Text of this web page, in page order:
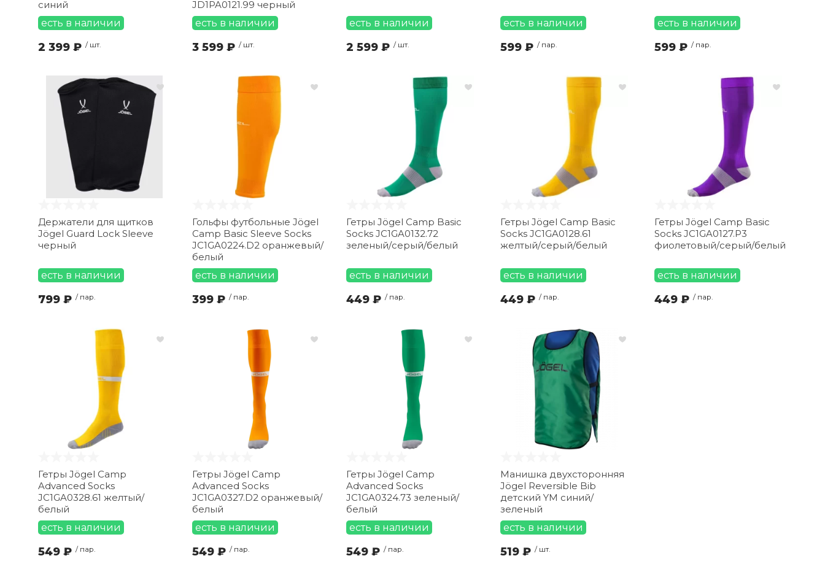
синий
есть в наличии
2 399 ₽ / шт.
JD1PA0121.99 черный
есть в наличии
3 599 ₽ / шт.
есть в наличии
2 599 ₽ / шт.
есть в наличии
599 ₽ / пар.
есть в наличии
599 ₽ / пар.
Держатели для щитков
Jögel Guard Lock Sleeve
черный
есть в наличии
799 ₽ / пар.
Гольфы футбольные Jögel
Camp Basic Sleeve Socks
JC1GA0224.D2 оранжевый/
белый
есть в наличии
399 ₽ / пар.
Гетры Jögel Camp Basic
Socks JC1GA0132.72
зеленый/серый/белый
есть в наличии
449 ₽ / пар.
Гетры Jögel Camp Basic
Socks JC1GA0128.61
желтый/серый/белый
есть в наличии
449 ₽ / пар.
Гетры Jögel Camp Basic
Socks JC1GA0127.P3
фиолетовый/серый/белый
есть в наличии
449 ₽ / пар.
Гетры Jögel Camp
Advanced Socks
JC1GA0328.61 желтый/
белый
есть в наличии
549 ₽ / пар.
Гетры Jögel Camp
Advanced Socks
JC1GA0327.D2 оранжевый/
белый
есть в наличии
549 ₽ / пар.
Гетры Jögel Camp
Advanced Socks
JC1GA0324.73 зеленый/
белый
есть в наличии
549 ₽ / пар.
Манишка двухсторонняя
Jögel Reversible Bib
детский YM синий/
зеленый
есть в наличии
519 ₽ / шт.